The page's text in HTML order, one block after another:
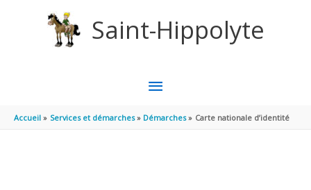
Saint-Hippolyte
MENU
PRINCIPAL
Accueil Services et démarches Démarches Carte nationale d’identité